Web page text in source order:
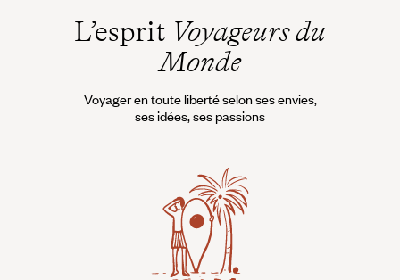
L’esprit Voyageurs du
Monde
Voyager en toute liberté selon ses envies,
ses idées, ses passions